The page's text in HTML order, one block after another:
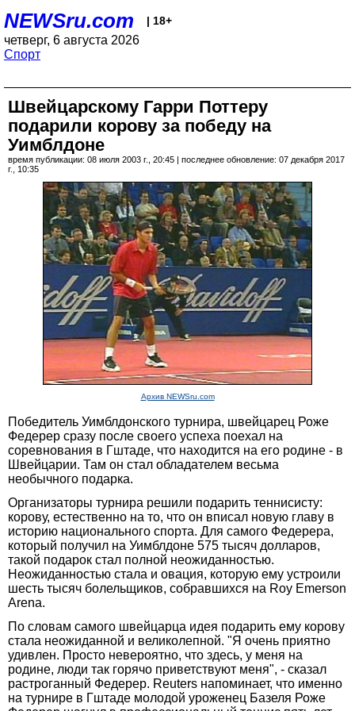
NEWSru.com | 18+
четверг, 6 августа 2026
Спорт
Швейцарскому Гарри Поттеру
подарили корову за победу на
Уимблдоне
время публикации: 08 июля 2003 г., 20:45 | последнее обновление: 07 декабря 2017
г., 10:35
Архив NEWSru.com
Победитель Уимблдонского турнира, швейцарец Роже
Федерер сразу после своего успеха поехал на
соревнования в Гштаде, что находится на его родине - в
Швейцарии. Там он стал обладателем весьма
необычного подарка.
Организаторы турнира решили подарить теннисисту:
корову, естественно на то, что он вписал новую главу в
историю национального спорта. Для самого Федерера,
который получил на Уимблдоне 575 тысяч долларов,
такой подарок стал полной неожиданностью.
Неожиданностью стала и овация, которую ему устроили
шесть тысяч болельщиков, собравшихся на Roy Emerson
Arena.
По словам самого швейцарца идея подарить ему корову
стала неожиданной и великолепной. "Я очень приятно
удивлен. Просто невероятно, что здесь, у меня на
родине, люди так горячо приветствуют меня", - сказал
растроганный Федерер. Reuters напоминает, что именно
на турнире в Гштаде молодой уроженец Базеля Роже